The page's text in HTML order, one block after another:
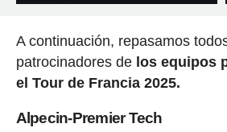
A continuación, repasamos
patrocinadores delos equipos
el Tour de Francia 2025.
Alpecin-Premier Tech